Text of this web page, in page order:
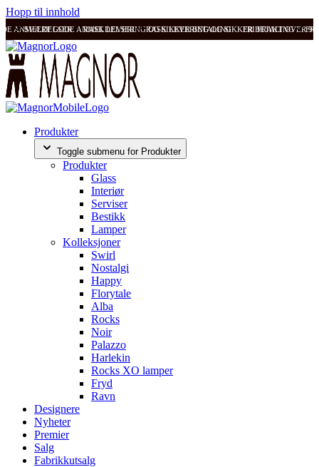
Hopp til innhold
ANMELDELSER RASK LEVERING OG SIKKER BETALING FRI FRAKT OVER
SVÆRT GODE ANMELDELSER RASK LEVERING OG SIKKER BETALING
Produkter
Toggle submenu for Produkter
Produkter
Glass
Interiør
Serviser
Bestikk
Lamper
Kolleksjoner
Swirl
Nostalgi
Happy
Florytale
Alba
Rocks
Noir
Palazzo
Harlekin
Rocks XO lamper
Fryd
Ravn
Designere
Nyheter
Premier
Salg
Fabrikkutsalg